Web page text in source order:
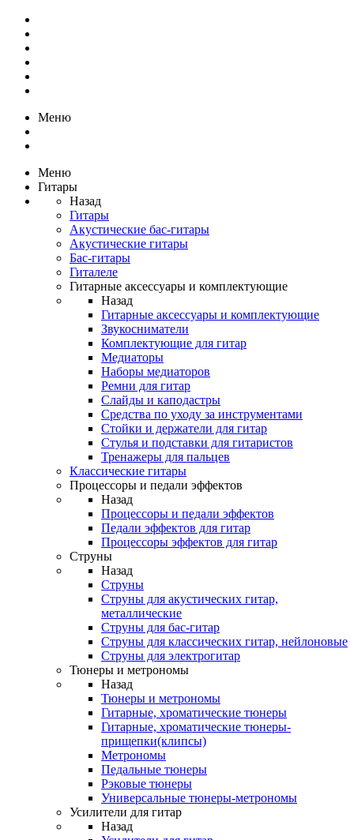
Меню
Меню
Гитары
Назад
Гитары
Акустические бас-гитары
Акустические гитары
Бас-гитары
Гиталеле
Гитарные аксессуары и комплектующие
Назад
Гитарные аксессуары и комплектующие
Звукосниматели
Комплектующие для гитар
Медиаторы
Наборы медиаторов
Ремни для гитар
Слайды и каподастры
Средства по уходу за инструментами
Стойки и держатели для гитар
Стулья и подставки для гитаристов
Тренажеры для пальцев
Классические гитары
Процессоры и педали эффектов
Назад
Процессоры и педали эффектов
Педали эффектов для гитар
Процессоры эффектов для гитар
Струны
Назад
Струны
Струны для акустических гитар,
металлические
Струны для бас-гитар
Струны для классических гитар, нейлоновые
Струны для электрогитар
Тюнеры и метрономы
Назад
Тюнеры и метрономы
Гитарные, хроматические тюнеры
Гитарные, хроматические тюнеры-
прищепки(клипсы)
Метрономы
Педальные тюнеры
Рэковые тюнеры
Универсальные тюнеры-метрономы
Усилители для гитар
Назад